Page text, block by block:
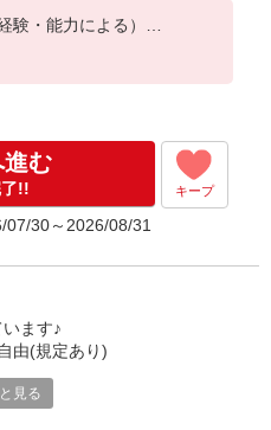
験・能力による）
り）
定有)
有)
・゜+゜
む
!! キープ
07/30～2026/08/31
ます♪
由(規定あり)
タート。
見る